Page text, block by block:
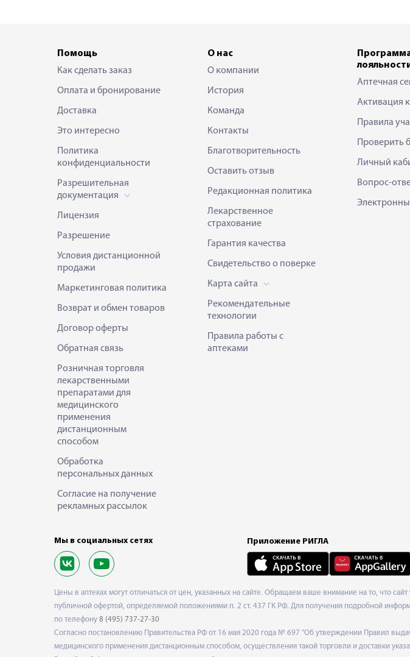
Помощь
Как сделать заказ
Оплата и бронирование
Доставка
Это интересно
Политика
конфиденциальности
Разрешительная
документация
Лицензия
Разрешение
Условия дистанционной
продажи
Маркетинговая политика
Возврат и обмен товаров
Договор оферты
Обратная связь
Розничная торговля
лекарственными
препаратами для
медицинского
применения
дистанционным
способом
Обработка
персональных данных
Согласие на получение
рекламных рассылок
О нас
О компании
История
Команда
Контакты
Благотворительность
Оставить отзыв
Редакционная политика
Лекарственное
страхование
Гарантия качества
Свидетельство о поверке
Карта сайта
Рекомендательные
технологии
Правила работы с
аптеками
Аптечная
Активация
Правила
Проверить
Личный
Вопрос-
Мы в социальных сетях Приложение РИГЛА
Цены в аптеках могут отличаться от цен, указанных на сайте. Обращаем ваше внимание на то, что сайт
публичной офертой, определяемой положениями п. 2 ст. 437 ГК РФ. Для получения подробной
по телефону 8 (495) 737-27-30
Согласно постановлению Правительства РФ от 16 мая 2020 года № 697 "Об утверждении Правил
медицинского применения дистанционным способом, осуществления такой торговли и доставки